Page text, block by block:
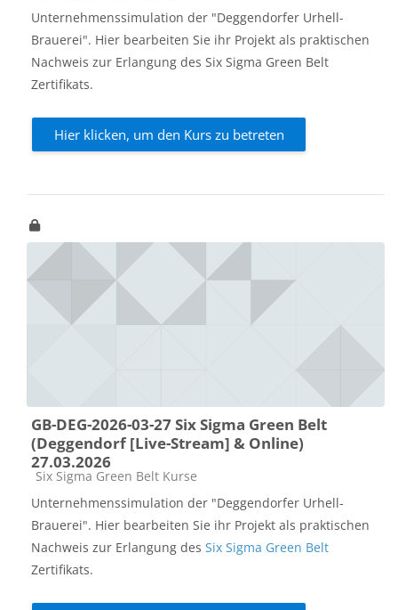
Unternehmenssimulation der "Deggendorfer Urhell-
Brauerei". Hier bearbeiten Sie ihr Projekt als praktischen
Nachweis zur Erlangung des Six Sigma Green Belt
Zertifikats.
Hier klicken, um den Kurs zu betreten
GB-DEG-2026-03-27 Six Sigma Green Belt
(Deggendorf [Live-Stream] & Online)
27.03.2026
Kursbereich
Six Sigma Green Belt Kurse
Unternehmenssimulation der "Deggendorfer Urhell-
Brauerei". Hier bearbeiten Sie ihr Projekt als praktischen
Nachweis zur Erlangung des Six Sigma Green Belt
Zertifikats.